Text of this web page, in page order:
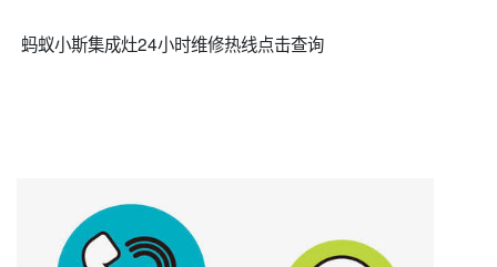
蚂蚁小斯集成灶24小时维修热线点击查询